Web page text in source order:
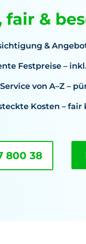
fair &
&
Festpreise –
von A–Z –
Kosten –
800 38